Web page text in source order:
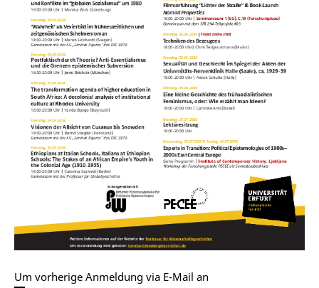
Um vorherige Anmeldung via E-Mail an